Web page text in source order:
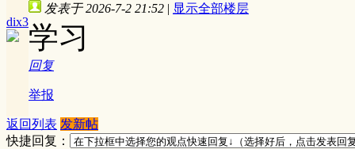
dix3
发表于 2026-7-2 21:52 | 显示全部楼层
学习
回复
举报
返回列表 发新帖
快捷回复：